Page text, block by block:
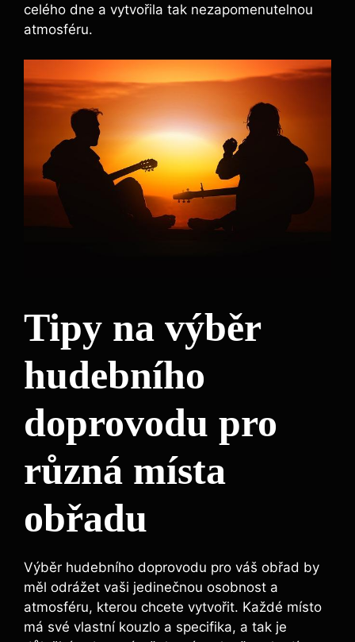
celého dne a vytvořila tak nezapomenutelnou
atmosféru.
Tipy na výběr
hudebního
doprovodu pro
různá místa
obřadu
Výběr hudebního doprovodu pro váš obřad by
měl odrážet vaši jedinečnou osobnost a
atmosféru, kterou chcete vytvořit. Každé místo
má své vlastní kouzlo a specifika, a tak je